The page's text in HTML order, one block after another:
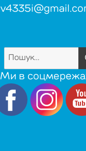
Пошук
за
запитом:
Ми в